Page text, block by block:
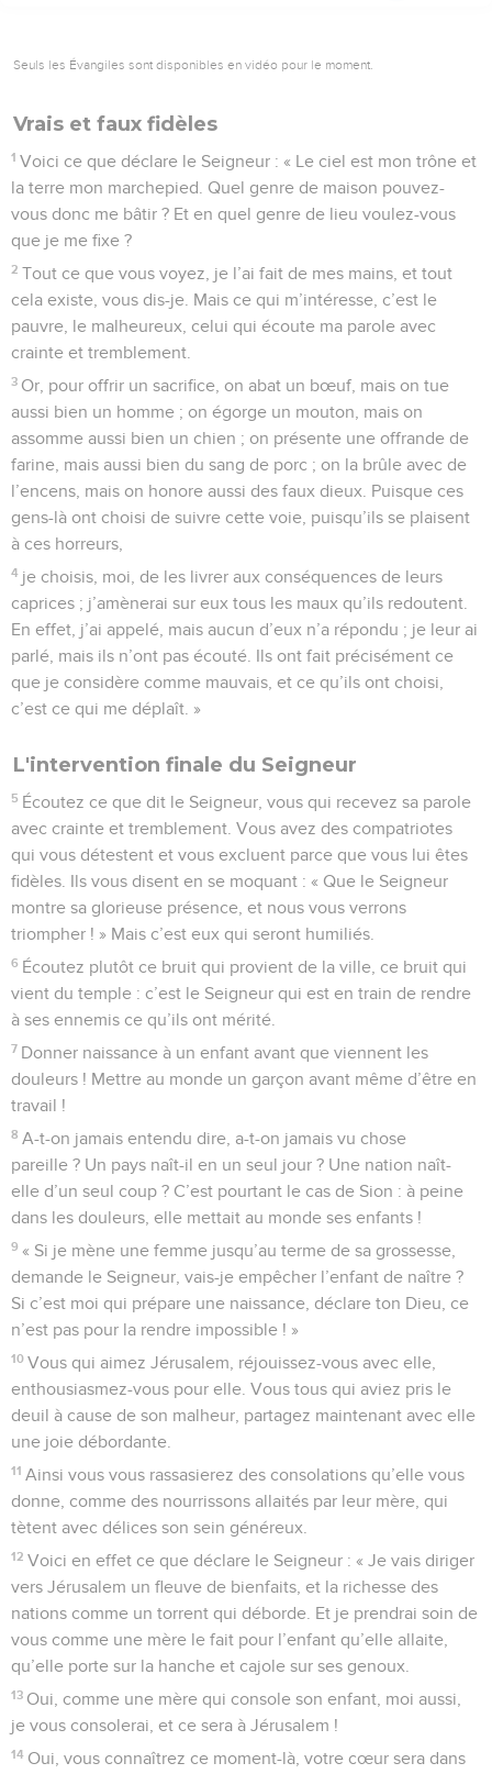
Seuls les Évangiles sont disponibles en vidéo pour le moment.
Vrais et faux fidèles
1 Voici ce que déclare le Seigneur : « Le ciel est mon trône et
la terre mon marchepied. Quel genre de maison pouvez-
vous donc me bâtir ? Et en quel genre de lieu voulez-vous
que je me fixe ?
2 Tout ce que vous voyez, je l’ai fait de mes mains, et tout
cela existe, vous dis-je. Mais ce qui m’intéresse, c’est le
pauvre, le malheureux, celui qui écoute ma parole avec
crainte et tremblement.
3 Or, pour offrir un sacrifice, on abat un bœuf, mais on tue
aussi bien un homme ; on égorge un mouton, mais on
assomme aussi bien un chien ; on présente une offrande de
farine, mais aussi bien du sang de porc ; on la brûle avec de
l’encens, mais on honore aussi des faux dieux. Puisque ces
gens-là ont choisi de suivre cette voie, puisqu’ils se plaisent
à ces horreurs,
4 je choisis, moi, de les livrer aux conséquences de leurs
caprices ; j’amènerai sur eux tous les maux qu’ils redoutent.
En effet, j’ai appelé, mais aucun d’eux n’a répondu ; je leur ai
parlé, mais ils n’ont pas écouté. Ils ont fait précisément ce
que je considère comme mauvais, et ce qu’ils ont choisi,
c’est ce qui me déplaît. »
L'intervention finale du Seigneur
5 Écoutez ce que dit le Seigneur, vous qui recevez sa parole
avec crainte et tremblement. Vous avez des compatriotes
qui vous détestent et vous excluent parce que vous lui êtes
fidèles. Ils vous disent en se moquant : « Que le Seigneur
montre sa glorieuse présence, et nous vous verrons
triompher ! » Mais c’est eux qui seront humiliés.
6 Écoutez plutôt ce bruit qui provient de la ville, ce bruit qui
vient du temple : c’est le Seigneur qui est en train de rendre
à ses ennemis ce qu’ils ont mérité.
7 Donner naissance à un enfant avant que viennent les
douleurs ! Mettre au monde un garçon avant même d’être en
travail !
8 A-t-on jamais entendu dire, a-t-on jamais vu chose
pareille ? Un pays naît-il en un seul jour ? Une nation naît-
elle d’un seul coup ? C’est pourtant le cas de Sion : à peine
dans les douleurs, elle mettait au monde ses enfants !
9 « Si je mène une femme jusqu’au terme de sa grossesse,
demande le Seigneur, vais-je empêcher l’enfant de naître ?
Si c’est moi qui prépare une naissance, déclare ton Dieu, ce
n’est pas pour la rendre impossible ! »
10 Vous qui aimez Jérusalem, réjouissez-vous avec elle,
enthousiasmez-vous pour elle. Vous tous qui aviez pris le
deuil à cause de son malheur, partagez maintenant avec elle
une joie débordante.
11 Ainsi vous vous rassasierez des consolations qu’elle vous
donne, comme des nourrissons allaités par leur mère, qui
tètent avec délices son sein généreux.
12 Voici en effet ce que déclare le Seigneur : « Je vais diriger
vers Jérusalem un fleuve de bienfaits, et la richesse des
nations comme un torrent qui déborde. Et je prendrai soin de
vous comme une mère le fait pour l’enfant qu’elle allaite,
qu’elle porte sur la hanche et cajole sur ses genoux.
13 Oui, comme une mère qui console son enfant, moi aussi,
je vous consolerai, et ce sera à Jérusalem !
14 Oui, vous connaîtrez ce moment-là, votre cœur sera dans